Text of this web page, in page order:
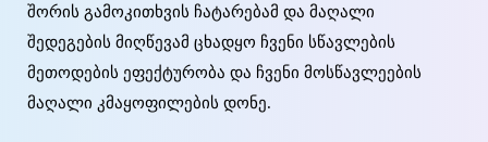
შორის გამოკითხვის ჩატარებამ და მაღალი
შედეგების მიღწევამ ცხადყო ჩვენი სწავლების
მეთოდების ეფექტურობა და ჩვენი მოსწავლეების
მაღალი კმაყოფილების დონე.